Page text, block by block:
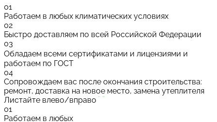
01
Работаем в любых климатических условиях
02
Быстро доставляем по всей Российской Федерации
03
Обладаем всеми сертификатами и лицензиями и
работаем по ГОСТ
04
Сопровождаем вас после окончания строительства:
ремонт, доставка на новое место, замена утеплителя
Листайте влево/вправо
01
Работаем в любых